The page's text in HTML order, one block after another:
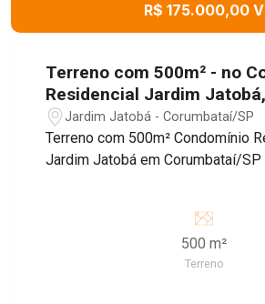
R$ 175.000,00 V
Terreno com 500m² - no Condomínio
Residencial Jardim Jatobá,
Corumbataí/SP -
Residencial Jatobá
Jardim Jatobá - Corumbataí/SP
Terreno com 500m² Condomínio
Jardim Jatobá em Corumbataí/SP
500 m²
Terreno